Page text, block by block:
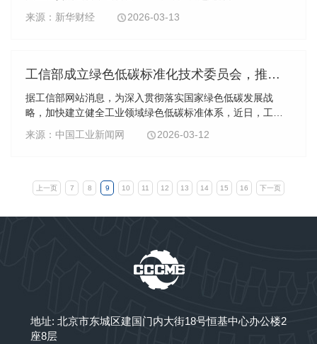
来源：新华财经
2026-03-13
工信部成立绿色低碳标准化技术委员会，推动工业领域绿色转型
据工信部网站消息，为深入贯彻落实国家绿色低碳发展战
略，加快建立健全工业领域绿色低碳标准体系，近日，工业
和信息化部正式决定成立“工业和信息化部绿色低碳标准化技
术委员会”。该委员会的成立标志着我国工业绿色低碳发展迈
来源：中国工业新闻网 2026-03-12
上一页 7 8 9 10 11 12 13 14 15 16 下一页
地址: 北京市东城区建国门内大街18号恒基中心办公楼2
座8层